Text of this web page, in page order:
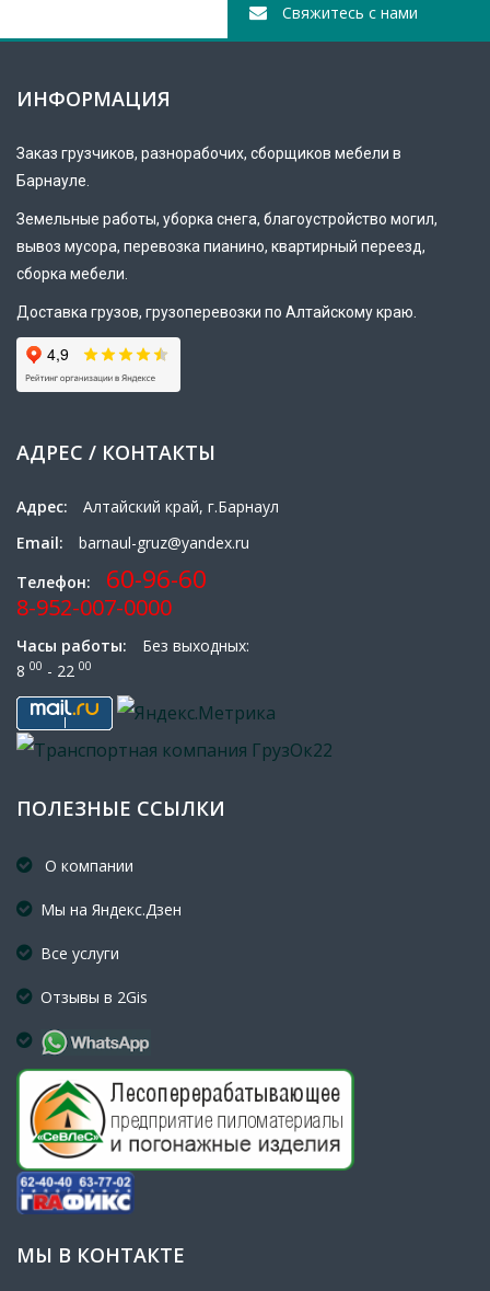
Свяжитесь с нами
ИНФОРМАЦИЯ
Заказ грузчиков, разнорабочих, сборщиков мебели в
Барнауле.
Земельные работы, уборка снега, благоустройство могил,
вывоз мусора, перевозка пианино, квартирный переезд,
сборка мебели.
Доставка грузов, грузоперевозки по Алтайскому краю.
АДРЕС / КОНТАКТЫ
Адрес:
Алтайский край, г.Барнаул
Email:
barnaul-gruz@yandex.ru
Телефон:
60-96-60
8-952-007-0000
Часы работы:
Без выходных:
8 00 - 22 00
ПОЛЕЗНЫЕ ССЫЛКИ
О компании
Мы на Яндекс.Дзен
Все услуги
Отзывы в 2Gis
МЫ В КОНТАКТЕ